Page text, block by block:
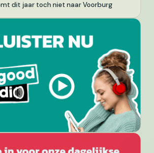
dit jaar toch niet naar Voorburg